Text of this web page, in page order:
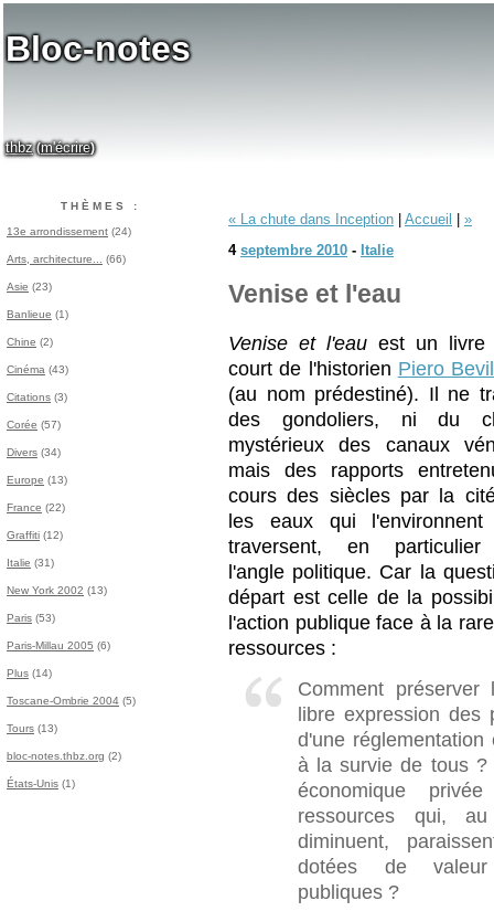
Bloc-notes
thbz(m'écrire)
THÈMES :
13e arrondissement (24)
Arts, architecture... (66)
Asie (23)
Banlieue (1)
Chine (2)
Cinéma (43)
Citations (3)
Corée (57)
Divers (34)
Europe (13)
France (22)
Graffiti (12)
Italie (31)
New York 2002 (13)
Paris (53)
Paris-Millau 2005 (6)
Plus (14)
Toscane-Ombrie 2004 (5)
Tours (13)
bloc-notes.thbz.org (2)
États-Unis (1)
« La chute dans Inception Accueil
»
4 septembre 2010 - Italie
Venise et l'eau
Venise et l'eau est un livre
court de l'historien Piero
(au nom prédestiné). Il ne
des gondoliers, ni du
mystérieux des canaux
mais des rapports
cours des siècles par la
les eaux qui
traversent, en
l'angle politique. Car la
départ est celle de la
l'action publique face à la
ressources :
Comment
libre expression des
d'une
à la survie de tous ?
économique
ressources qui,
diminuent,
dotées de valeur
publiques ?